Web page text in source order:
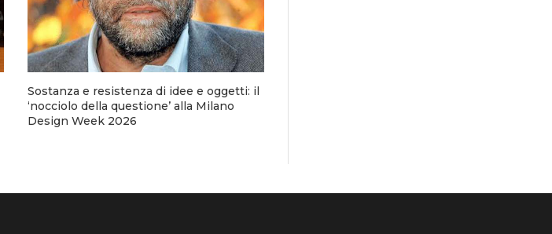
Sostanza e resistenza di idee e oggetti: il
‘nocciolo della questione’ alla Milano
Design Week 2026